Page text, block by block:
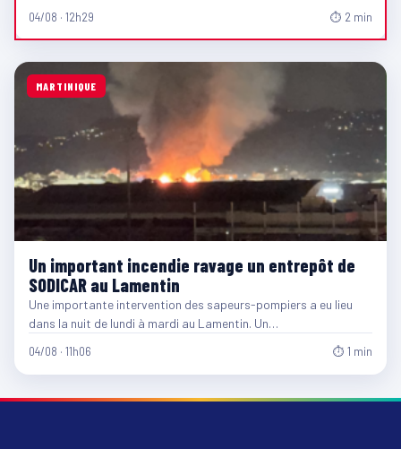
04/08 · 12h29 ⏱ 2 min
MARTINIQUE
Un important incendie ravage un entrepôt de
SODICAR au Lamentin
Une importante intervention des sapeurs-pompiers a eu lieu
dans la nuit de lundi à mardi au Lamentin. Un…
04/08 · 11h06 ⏱ 1 min